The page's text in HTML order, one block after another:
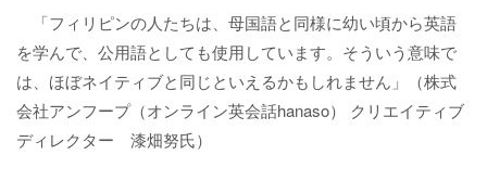
「フィリピンの人たちは、母国語と同様に幼い頃から英語
を学んで、公用語としても使用しています。そういう意味で
は、ほぼネイティブと同じといえるかもしれません」（株式
会社アンフープ（オンライン英会話hanaso） クリエイティブ
ディレクター 漆畑努氏）